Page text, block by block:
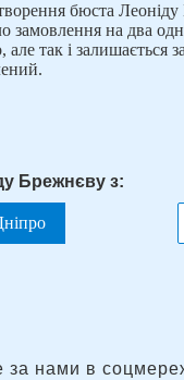
бюста
замовлення на два
так і залишається
Брежнєву з:
за нами в